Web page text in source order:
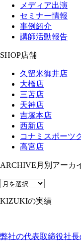
メディア出演
セミナー情報
事例紹介
講師活動報告
SHOP店舗
久留米御井店
大橋店
三苫店
天神店
吉塚本店
西新店
コナミスポーツ
高宮店
ARCHIVE 月別アーカ
KIZUKIの実績
弊社の代表取締役社